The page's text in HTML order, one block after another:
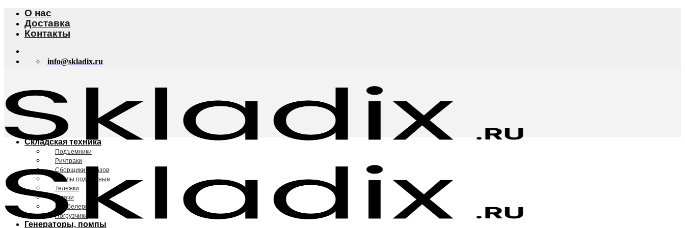
Skip
content
О нас
Доставка
Контакты
info@skladix.ru
Складская техника
Подъемники
Ричтраки
Сборщики заказов
Столы подъемные
Тележки
Тягачи
Штабелеры
Погрузчики
Генераторы, помпы